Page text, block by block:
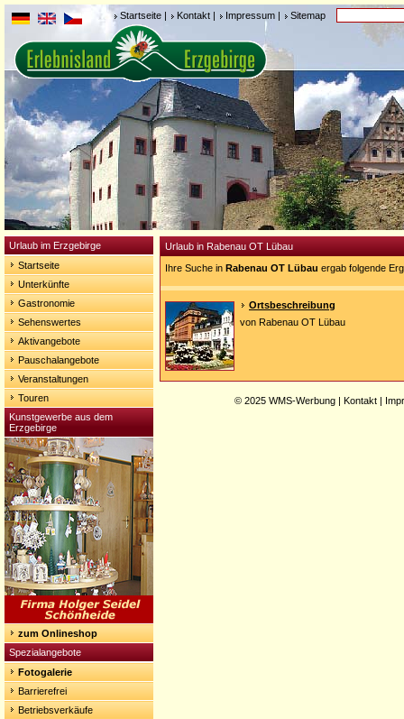
Startseite | Kontakt | Impressum | Sitemap
Urlaub im Erzgebirge
Startseite
Unterkünfte
Gastronomie
Sehenswertes
Aktivangebote
Pauschalangebote
Veranstaltungen
Touren
Kunstgewerbe aus dem
Erzgebirge
zum Onlineshop
Spezialangebote
Fotogalerie
Barrierefrei
Betriebsverkäufe
Urlaub in Rabenau OT Lübau
Ihre Suche in Rabenau OT Lübau ergab folgende
Ortsbeschreibung
von Rabenau OT Lübau
© 2025 WMS-Werbung | Kontakt |